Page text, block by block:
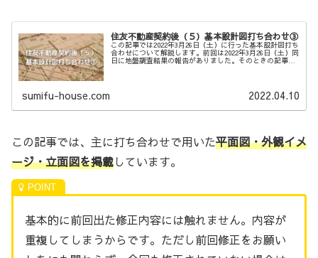
住友不動産契約後（５）基本設計図打ち合わせ③
この記事では2022年3月26日（土）に行った基本設計図打ち
合わせについて解説します。前回は2022年3月26日（土）同
日に地盤調査結果の報告がありました。そのときの記事は
sumifu-house.com 2022.04.10
この記事では、主に打ち合わせで用いた平面図・外観イメ
ージ・立面図を掲載しています。
基本的に前回出た修正内容には触れません。内容が
重複してしまうからです。ただし前回修正をお願い